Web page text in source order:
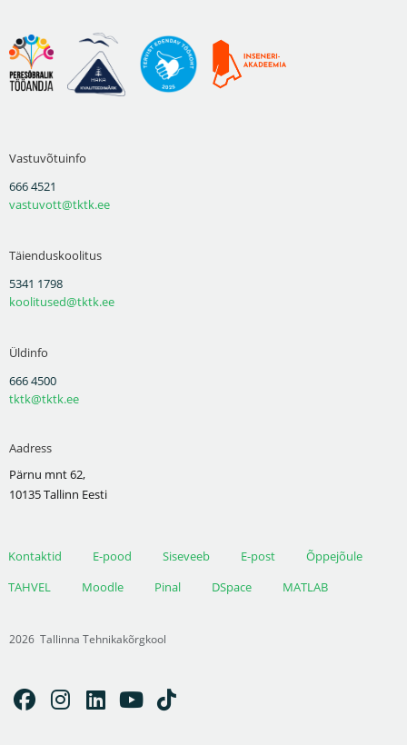
Vastuvõtuinfo
666 4521
vastuvott@tktk.ee
Täienduskoolitus
5341 1798
koolitused@tktk.ee
Üldinfo
666 4500
tktk@tktk.ee
Aadress
Pärnu mnt 62,
10135 Tallinn Eesti
Kontaktid E-pood Siseveeb E-post
Õppejõule
TAHVEL
Moodle Pinal DSpace MATLAB
2026 Tallinna Tehnikakõrgkool